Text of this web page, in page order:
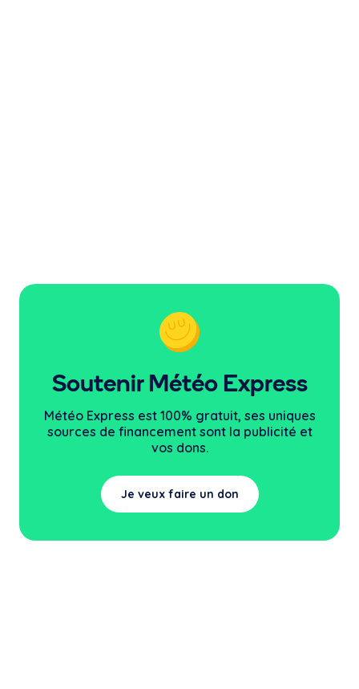
Soutenir Météo Express
Météo Express est 100% gratuit, ses uniques
sources de financement sont la publicité et
vos dons.
Je veux faire un don